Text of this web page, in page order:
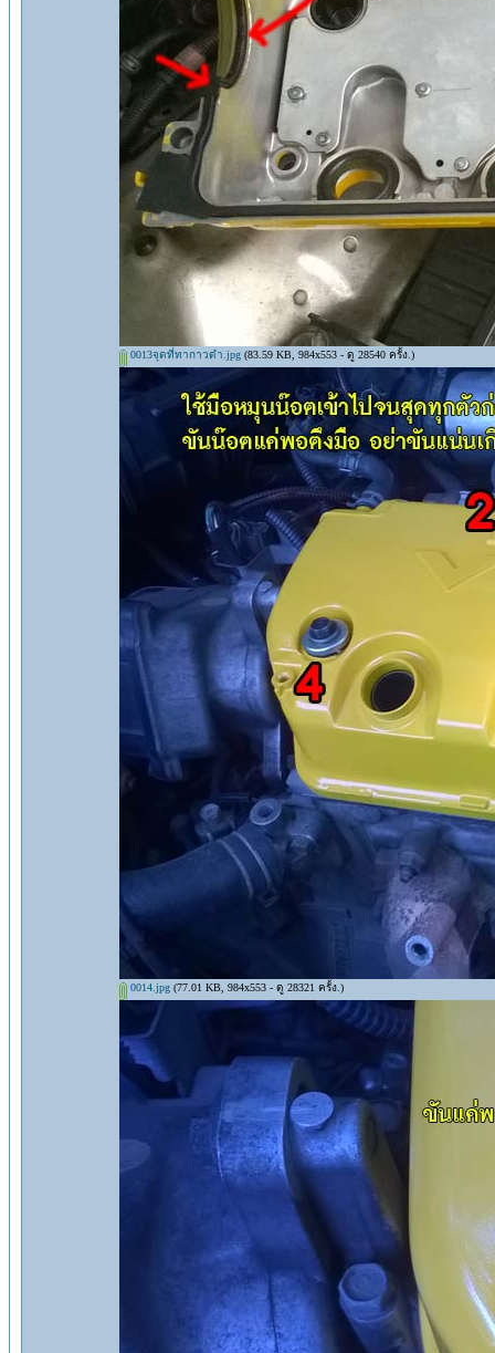
0013จุดที่ทากาวดำ.jpg (83.59 KB, 984x553 - ดู 28540 ครั้ง.)
0014.jpg (77.01 KB, 984x553 - ดู 28321 ครั้ง.)